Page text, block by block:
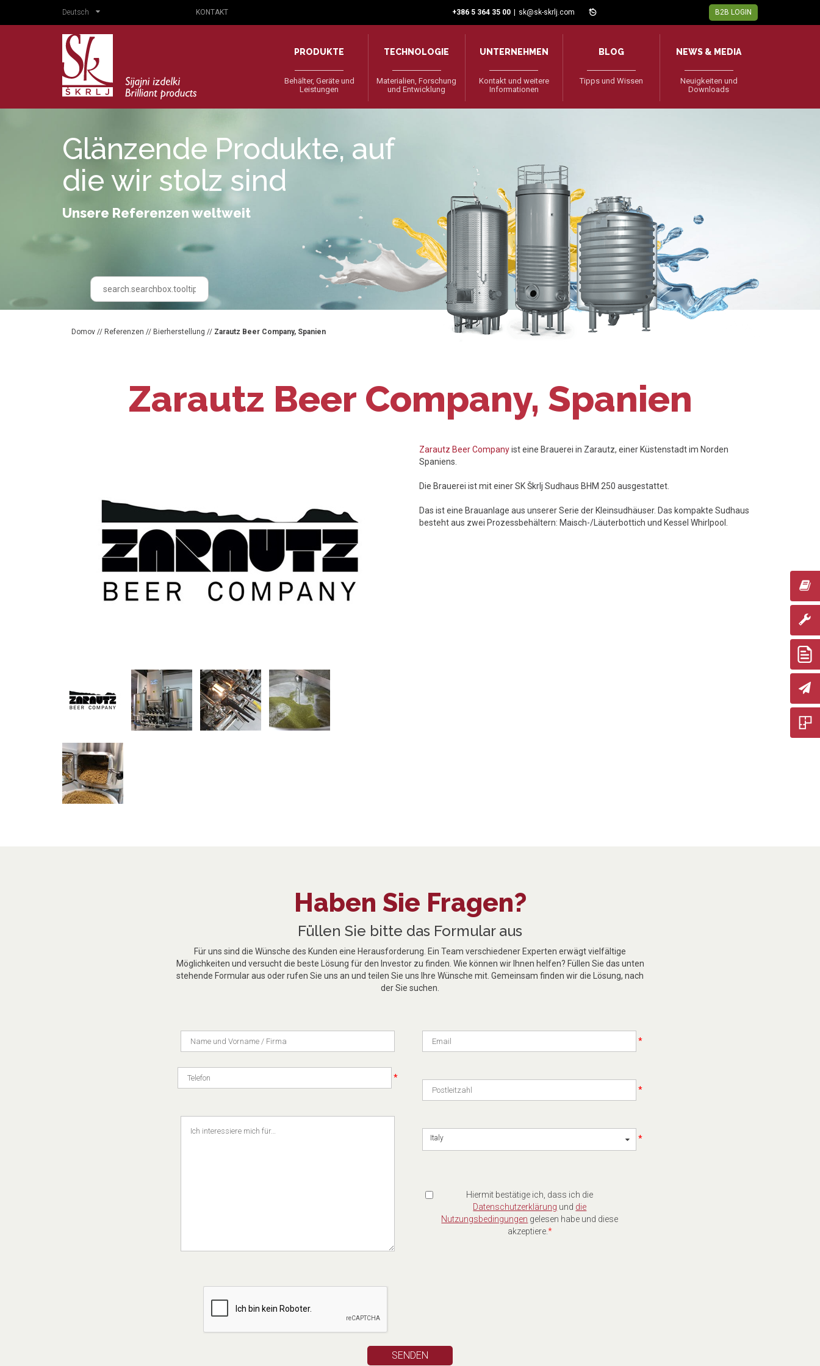
Deutsch KONTAKT +386 5 364 35 00 sk@sk-skrlj.com B2B LOGIN
PRODUKTE
Behälter, Geräte und
Leistungen
TECHNOLOGIE
Materialien, Forschung
und Entwicklung
UNTERNEHMEN
Kontakt und weitere
Informationen
BLOG
Tipps und Wissen
NEWS & MEDIA
Neuigkeiten und
Downloads
Glänzende Produkte, auf
die wir stolz sind
Unsere Referenzen weltweit
Domov // Referenzen // Bierherstellung // Zarautz Beer Company, Spanien
Zarautz Beer Company, Spanien
Zarautz Beer Companyist eine Brauerei in Zarautz, einer Küstenstadt im Norden
Spaniens.
Die Brauerei ist mit einer SK Škrlj Sudhaus BHM 250 ausgestattet.
Das ist eine Brauanlage aus unserer Serie der Kleinsudhäuser. Das kompakte Sudhaus
besteht aus zwei Prozessbehältern: Maisch-/Läuterbottich und Kessel Whirlpool.
Haben Sie Fragen?
Füllen Sie bitte das Formular aus
Für uns sind die Wünsche des Kunden eine Herausforderung. Ein Team verschiedener Experten erwägt vielfältige
Möglichkeiten und versucht die beste Lösung für den Investor zu finden. Wie können wir Ihnen helfen? Füllen Sie das unten
stehende Formular aus oder rufen Sie uns an und teilen Sie uns Ihre Wünsche mit. Gemeinsam finden wir die Lösung, nach
der Sie suchen.
*
*
*
Italy *
Hiermit bestätige ich, dass ich die
Datenschutzerklärung und die
Nutzungsbedingungen gelesen habe und diese
akzeptiere.*